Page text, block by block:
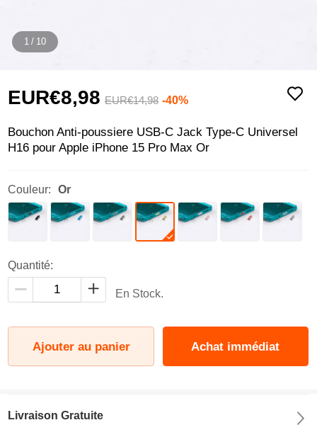
1 / 10
EUR€8,98 EUR€14,98 -40%
Bouchon Anti-poussiere USB-C Jack Type-C Universel
H16 pour Apple iPhone 15 Pro Max Or
Couleur: Or
Quantité:
En Stock.
Ajouter au panier Achat immédiat
Livraison Gratuite